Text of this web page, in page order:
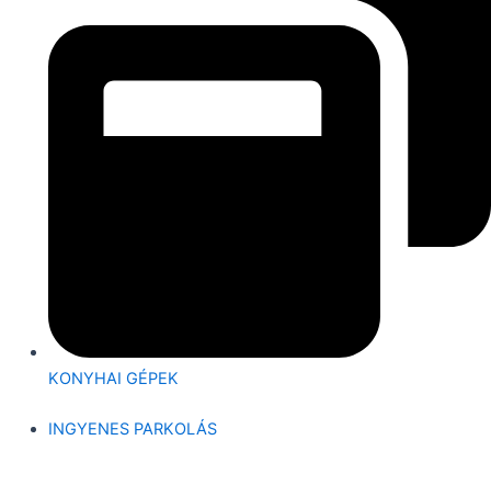
KONYHAI GÉPEK
INGYENES PARKOLÁS